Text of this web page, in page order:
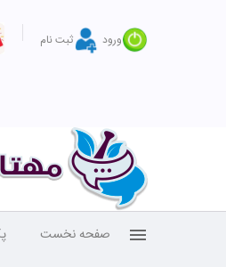
ورود ثبت نام
صفحه نخست